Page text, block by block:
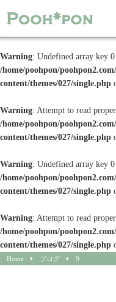
Warning: Undefined array key
/home/poohpon/
content/themes/027/single.php
Warning: Attempt to read
/home/poohpon/
content/themes/027/single.php
Warning: Undefined array key
/home/poohpon/
content/themes/027/single.php
Warning: Attempt to read
/home/poohpon/
content/themes/027/single.php
Home ブログ 9